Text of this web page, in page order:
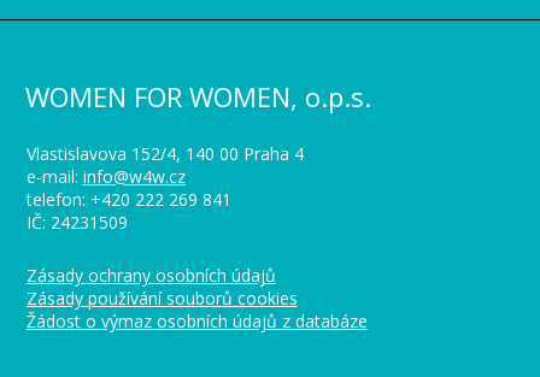
WOMEN FOR WOMEN, o.p.s.
Vlastislavova 152/4, 140 00 Praha 4
e-mail: info@w4w.cz
telefon: +420 222 269 841
IČ: 24231509
Zásady ochrany osobních údajů
Zásady používání souborů cookies
Žádost o výmaz osobních údajů z databáze